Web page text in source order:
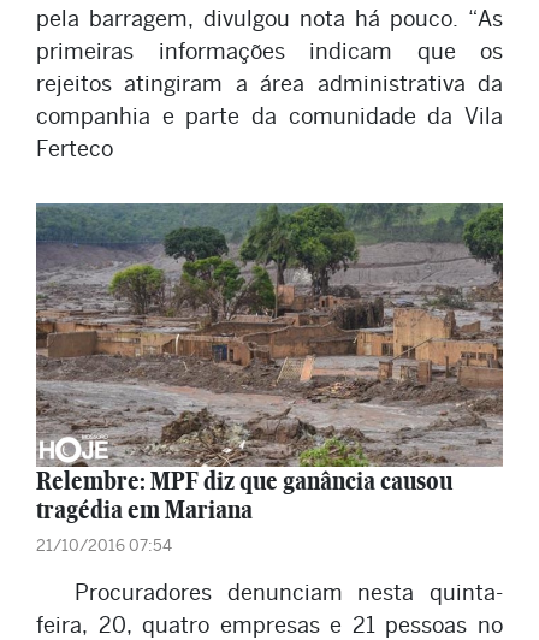
pela barragem, divulgou nota há pouco. “As
primeiras informações indicam que os
rejeitos atingiram a área administrativa da
companhia e parte da comunidade da Vila
Ferteco
Relembre: MPF diz que ganância causou
tragédia em Mariana
21/10/2016 07:54
Procuradores denunciam nesta quinta-
feira, 20, quatro empresas e 21 pessoas no